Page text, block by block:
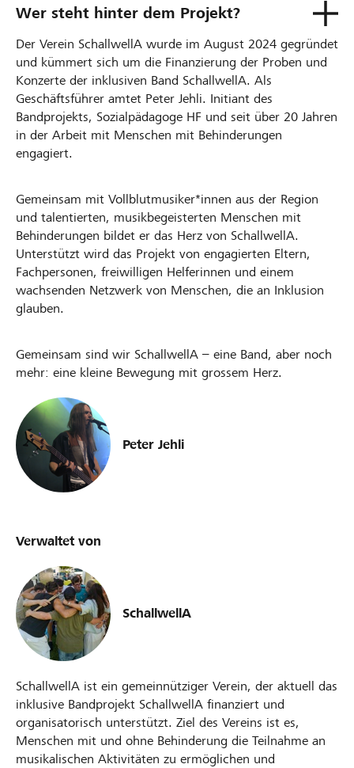
Wer steht hinter dem Projekt?
Der Verein SchallwellA wurde im August 2024 gegründet
und kümmert sich um die Finanzierung der Proben und
Konzerte der inklusiven Band SchallwellA. Als
Geschäftsführer amtet Peter Jehli. Initiant des
Bandprojekts, Sozialpädagoge HF und seit über 20 Jahren
in der Arbeit mit Menschen mit Behinderungen
engagiert.
Gemeinsam mit Vollblutmusiker*innen aus der Region
und talentierten, musikbegeisterten Menschen mit
Behinderungen bildet er das Herz von SchallwellA.
Unterstützt wird das Projekt von engagierten Eltern,
Fachpersonen, freiwilligen Helferinnen und einem
wachsenden Netzwerk von Menschen, die an Inklusion
glauben.
Gemeinsam sind wir SchallwellA – eine Band, aber noch
mehr: eine kleine Bewegung mit grossem Herz.
Peter Jehli
Verwaltet von
SchallwellA
SchallwellA ist ein gemeinnütziger Verein, der aktuell das
inklusive Bandprojekt SchallwellA finanziert und
organisatorisch unterstützt. Ziel des Vereins ist es,
Menschen mit und ohne Behinderung die Teilnahme an
musikalischen Aktivitäten zu ermöglichen und